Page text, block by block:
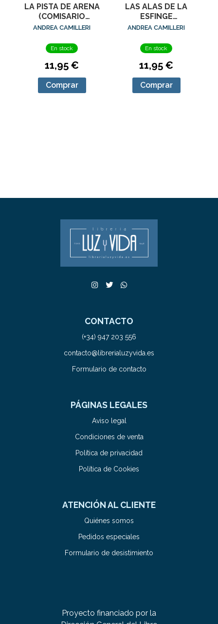
LA PISTA DE ARENA
(COMISARIO
MONTALBANO 16)
ANDREA CAMILLERI
En stock
11,95 €
Comprar
LAS ALAS DE LA
ESFINGE
(COMISARIO
ANDREA CAMILLERI
En stock
11,95 €
Comprar
CONTACTO
(+34) 947 203 556
contacto@librerialuzyvida.es
Formulario de contacto
PÁGINAS LEGALES
Aviso legal
Condiciones de venta
Política de privacidad
Política de Cookies
ATENCIÓN AL CLIENTE
Quiénes somos
Pedidos especiales
Formulario de desistimiento
Proyecto financiado por la